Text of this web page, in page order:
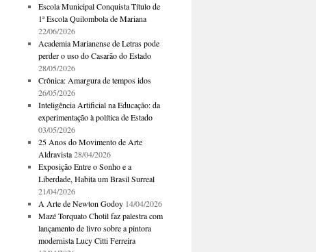
Escola Municipal Conquista Título de
1ª Escola Quilombola de Mariana
22/06/2026
Academia Marianense de Letras pode
perder o uso do Casarão do Estado
28/05/2026
Crônica: Amargura de tempos idos
26/05/2026
Inteligência Artificial na Educação: da
experimentação à política de Estado
03/05/2026
25 Anos do Movimento de Arte
Aldravista 28/04/2026
Exposição Entre o Sonho e a
Liberdade, Habita um Brasil Surreal
21/04/2026
A Arte de Newton Godoy 14/04/2026
Mazé Torquato Chotil faz palestra com
lançamento de livro sobre a pintora
modernista Lucy Citti Ferreira